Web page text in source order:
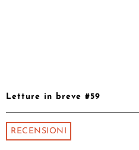
Letture in breve #59
RECENSIONI